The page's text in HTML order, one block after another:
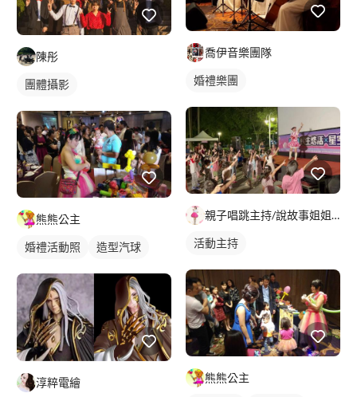
陳彤
團體攝影
熊熊公主
婚禮活動照 造型汽球
淳粹電繪
喬伊音樂團隊
婚禮樂團
親子唱跳主持/說故事姐姐 貝殼姐姐
活動主持
熊熊公主